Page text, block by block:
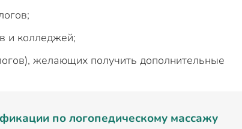
и колледжей;
желающих получить дополнительные
по логопедическому массажу